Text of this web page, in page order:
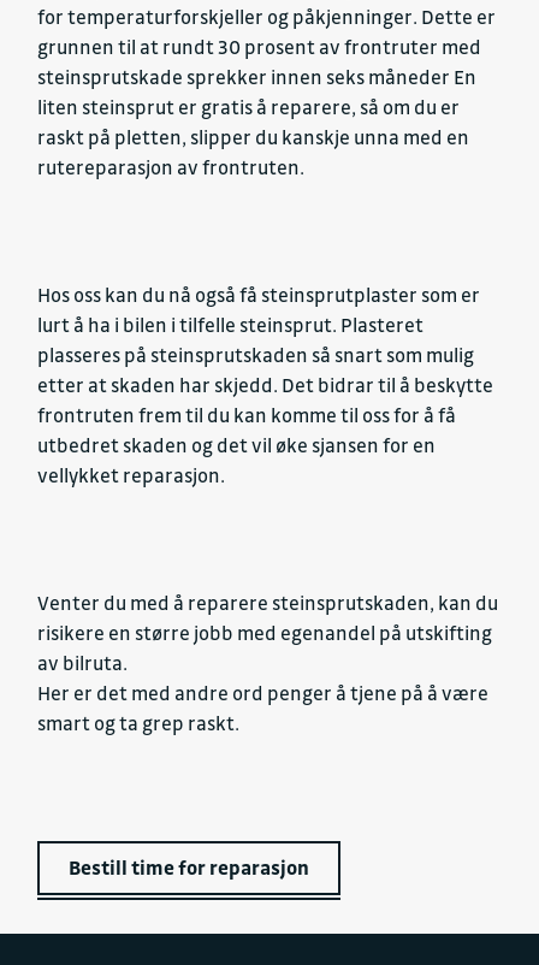
for temperaturforskjeller og påkjenninger. Dette er
grunnen til at rundt 30 prosent av frontruter med
steinsprutskade sprekker innen seks måneder En
liten steinsprut er gratis å reparere, så om du er
raskt på pletten, slipper du kanskje unna med en
rutereparasjon av frontruten.
Hos oss kan du nå også få steinsprutplaster som er
lurt å ha i bilen i tilfelle steinsprut. Plasteret
plasseres på steinsprutskaden så snart som mulig
etter at skaden har skjedd. Det bidrar til å beskytte
frontruten frem til du kan komme til oss for å få
utbedret skaden og det vil øke sjansen for en
vellykket reparasjon.
Venter du med å reparere steinsprutskaden, kan du
risikere en større jobb med egenandel på utskifting
av bilruta.
Her er det med andre ord penger å tjene på å være
smart og ta grep raskt.
Bestill time for reparasjon